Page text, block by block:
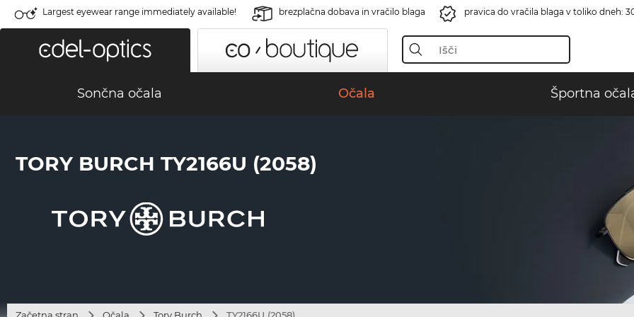
Largest eyewear range immediately available! brezplačna dobava in vračilo blaga pravica do vračila blaga v toliko dneh:
Sončna očala Očala Športna
TORY BURCH TY2166U (2058)